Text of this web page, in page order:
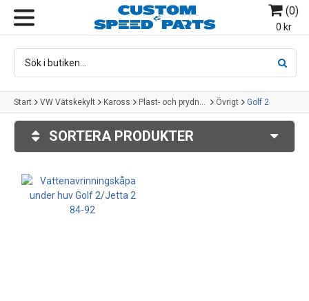
(0)
0 kr
Start VW Vätskekylt Kaross Plast- och prydnadsdetaljer Övrigt Golf 2
SORTERA PRODUKTER